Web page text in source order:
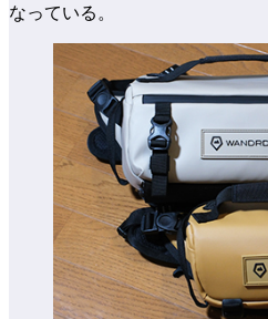
なっている。